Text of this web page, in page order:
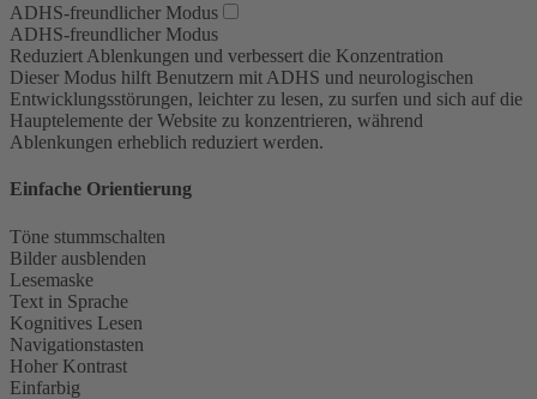
ADHS-freundlicher Modus
ADHS-freundlicher Modus
Reduziert Ablenkungen und verbessert die Konzentration
Dieser Modus hilft Benutzern mit ADHS und neurologischen
Entwicklungsstörungen, leichter zu lesen, zu surfen und sich auf die
Hauptelemente der Website zu konzentrieren, während
Ablenkungen erheblich reduziert werden.
Einfache Orientierung
Töne stummschalten
Bilder ausblenden
Lesemaske
Text in Sprache
Kognitives Lesen
Navigationstasten
Hoher Kontrast
Einfarbig